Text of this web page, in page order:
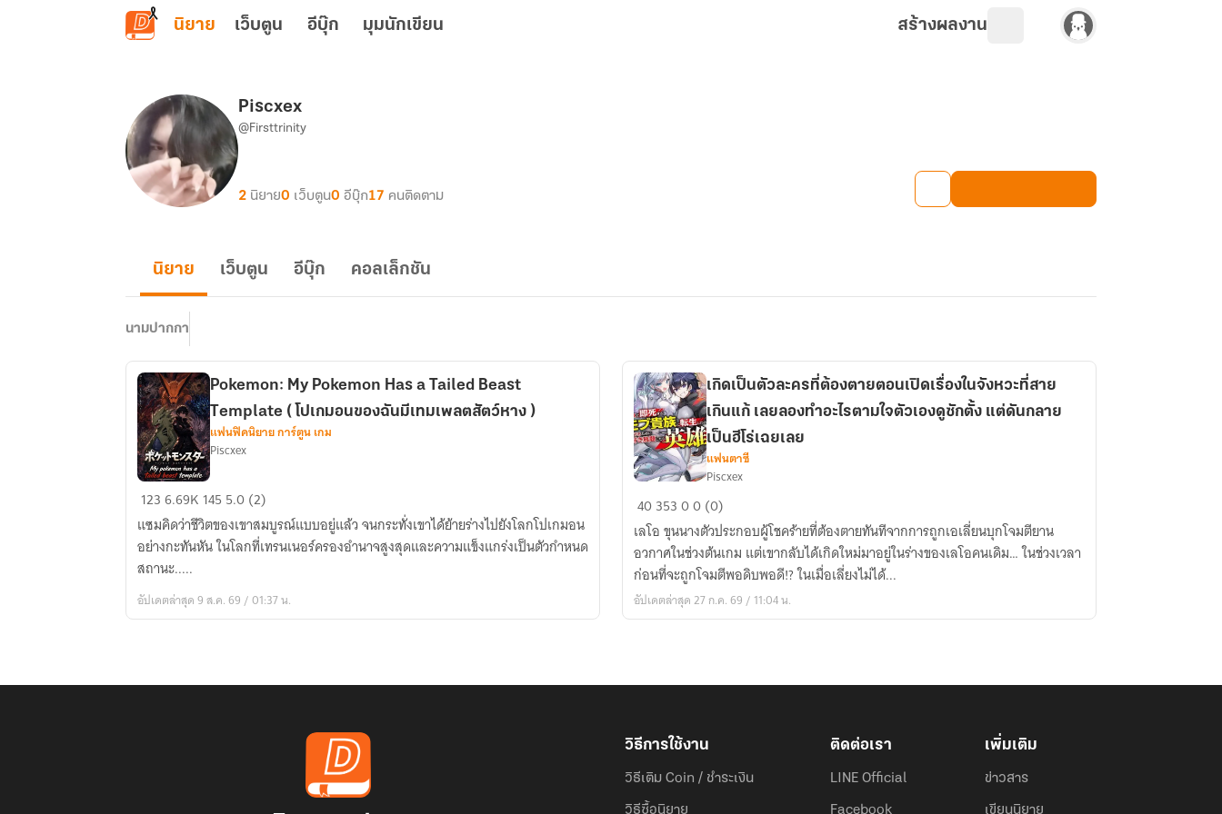
ข้ามไปยังเนื้อหาหลัก
นิยาย เว็บตูน อีบุ๊ก มุมนักเขียน สร้างผลงาน
Piscxex
@Firsttrinity
2 นิยาย0 เว็บตูน0 อีบุ๊ก17 คนติดตาม
นิยาย เว็บตูน อีบุ๊ก คอลเล็กชัน
นามปากกา
Pokemon:
Pokemon
Has
a
Tailed
Beast
โปเก
Pokemon: My Pokemon Has a Tailed Beast
Template ( โปเกมอนของฉันมีเทมเพลตสัตว์หาง )
แฟนฟิคนิยาย การ์ตูน เกม
Piscxex
1236.69K 145 5.0 (2)
แซมคิดว่าชีวิตของเขาสมบูรณ์แบบอยู่แล้ว จนกระทั่งเขาได้ย้ายร่างไปยังโลกโปเกมอน
อย่างกะทันหัน ในโลกที่เทรนเนอร์ครองอำนาจสูงสุดและความแข็งแกร่งเป็นตัวกำหนด
สถานะ.....
อัปเดตล่าสุด 9 ส.ค. 69 / 01:37 น.
เป็น
ตัว
ละคร
ที่
ต้อง
ตาย
เรื่อง
จังหวะ
ที่
สาย
เกิน
เกิดเป็นตัวละครที่ต้องตายตอนเปิดเรื่องในจังหวะที่สาย
เกินแก้ เลยลองทำอะไรตามใจตัวเองดูซักตั้ง แต่ดันกลาย
เป็นฮีโร่เฉยเลย
แฟนตาซี
Piscxex
4035300 (0)
เลโอ ขุนนางตัวประกอบผู้โชคร้ายที่ต้องตายทันทีจากการถูกเอเลี่ยนบุกโจมตียาน
อวกาศในช่วงต้นเกม แต่เขากลับได้เกิดใหม่มาอยู่ในร่างของเลโอคนเดิม… ในช่วงเวลา
ก่อนที่จะถูกโจมตีพอดิบพอดี!? ในเมื่อเลี่ยงไม่ได้...
อัปเดตล่าสุด 27 ก.ค. 69 / 11:04 น.
วิธีการใช้งาน
วิธีเติม Coin / ชำระเงิน
วิธีซื้อนิยาย
ติดต่อเรา
LINE Official
Facebook
เพิ่มเติม
ข่าวสาร
เขียนนิยาย